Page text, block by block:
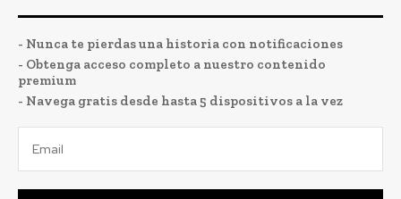
- Nunca te pierdas una historia con notificaciones
- Obtenga acceso completo a nuestro contenido
premium
- Navega gratis desde hasta 5 dispositivos a la vez